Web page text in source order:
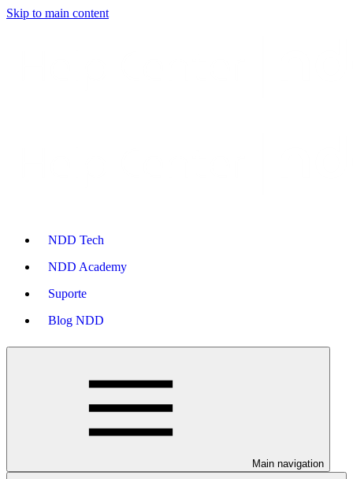
Skip to main content
NDD Tech
NDD Academy
Suporte
Blog NDD
Main navigation